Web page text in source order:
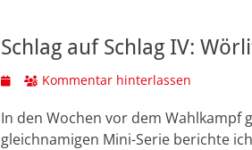
Schlag auf Schlag IV:
VeröffentlichtKommentar hinterlassen
In den Wochen vor dem Wahlkampf
gleichnamigen Mini-Serie berichte